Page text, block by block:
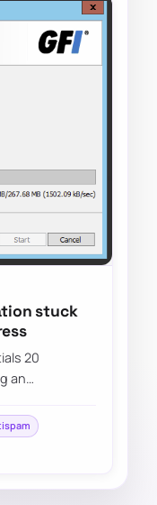
stuck
20
an